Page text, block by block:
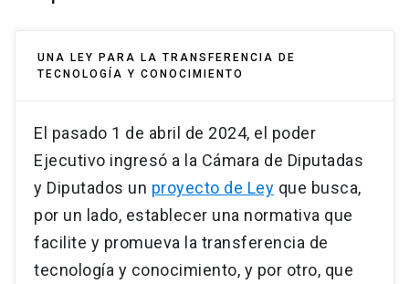
UNA LEY PARA LA TRANSFERENCIA DE
TECNOLOGÍA Y CONOCIMIENTO
El pasado 1 de abril de 2024, el poder
Ejecutivo ingresó a la Cámara de Diputadas
y Diputados un proyecto de Ley que busca,
por un lado, establecer una normativa que
facilite y promueva la transferencia de
tecnología y conocimiento, y por otro, que